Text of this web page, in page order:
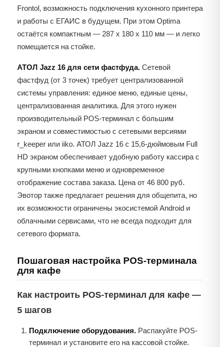
Frontol, возможность подключения кухонного принтера
и работы с ЕГАИС в будущем. При этом Optima
остаётся компактным — 287 x 180 x 110 мм — и легко
помещается на стойке.
АТОЛ Jazz 16 для сети фастфуда. Сетевой
фастфуд (от 3 точек) требует централизованной
системы управления: единое меню, единые цены,
централизованная аналитика. Для этого нужен
производительный POS-терминал с большим
экраном и совместимостью с сетевыми версиями
r_keeper или iiko. АТОЛ Jazz 16 с 15,6-дюймовым Full
HD экраном обеспечивает удобную работу кассира с
крупными кнопками меню и одновременное
отображение состава заказа. Цена от 46 800 руб.
Эвотор также предлагает решения для общепита, но
их возможности ограничены экосистемой Android и
облачными сервисами, что не всегда подходит для
сетевого формата.
Пошаговая настройка POS-терминала
для кафе
Как настроить POS-терминал для кафе —
5 шагов
Подключение оборудования. Распакуйте POS-
терминал и установите его на кассовой стойке.